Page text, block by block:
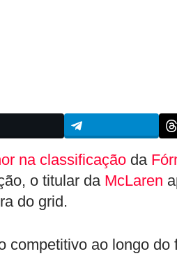
na classificação da
o titular da McLaren
do grid.
competitivo ao longo do